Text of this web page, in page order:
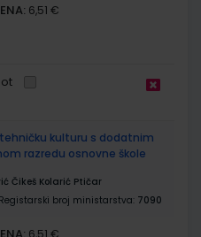
6,51 €
tehničku kulturu s dodatnim
razredu osnovne škole
Čikeš Kolarić Ptičar
Registarski broj ministarstva: 7090
6,51 €